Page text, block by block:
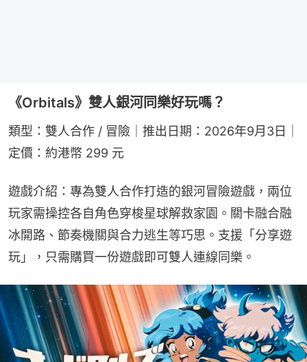
《Orbitals》雙人銀河同樂好玩嗎？
類型：雙人合作 / 冒險｜推出日期：2026年9月3日｜
定價：約港幣 299 元
遊戲介紹：專為雙人合作打造的銀河冒險遊戲，兩位
玩家需操控各自角色穿梭星球解救家園。關卡融合融
冰開路、節奏機關與合力逃生等巧思。支援「分享遊
玩」，只需購買一份遊戲即可雙人連線同樂。